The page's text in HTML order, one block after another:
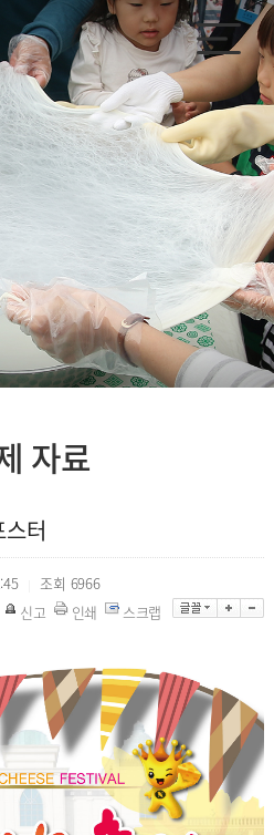
자료
터
조회 6966
신고
인쇄 스크랩